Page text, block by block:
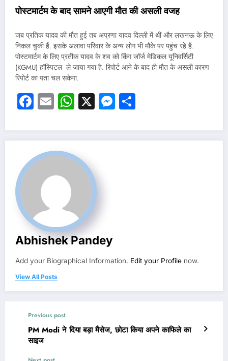
पोस्टमार्टमकेबादसामनेआएगीमौतकीअसलीवजह
जब प्रतिक यादव की मौत हुई तब अप्रणा यादव दिल्ली में थीं और लखनऊ के लिए
निकल चुकी हैं. इसके अलावा परिवार के अन्य लोग भी मौके पर पहुंच रहे हैं.
पोस्टमार्टम के लिए प्रतीक यादव के शव को किंग जॉर्ज मेडिकल यूनिवर्सिटी
(KGMU) हॉस्पिटल ले जाया गया है. रिपोर्ट आने के बाद ही मौत के असली कारण
रिपोर्ट का पता चल सकेगा.
Facebook
EmailWhatsApp
X Messenger
Abhishek Pandey
Add your Biographical Information. Edit your Profile now.
View All Posts
Previous post
PM Modi ने दिया बड़ा मैसेज, छोटा किया अपने काफिले का
साइज